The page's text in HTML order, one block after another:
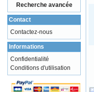
Recherche avancée
Contact
Contactez-nous
Informations
Confidentialité
Conditions d'utilisation